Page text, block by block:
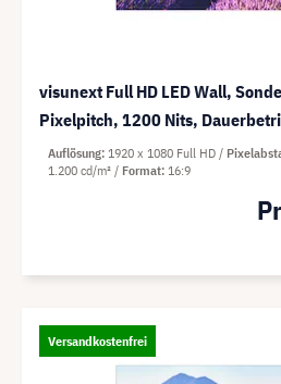
visunext Full HD LED Wall,
Pixelpitch, 1200 Nits,
Auflösung 1920 x 1080 Full HD
1.200 cd/m²
Format 16:9
Versandkostenfrei